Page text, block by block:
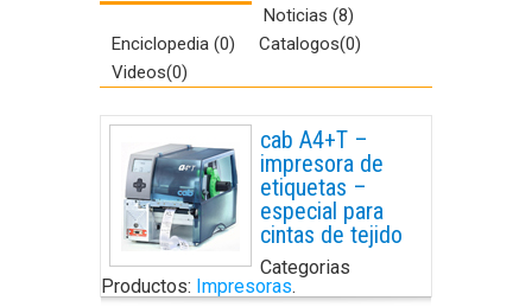
Noticias (8)
Enciclopedia (0)
Catalogos(0)
Videos(0)
cab A4+T –
impresora de
etiquetas –
especial para
cintas de tejido
Categorias
Productos: Impresoras.